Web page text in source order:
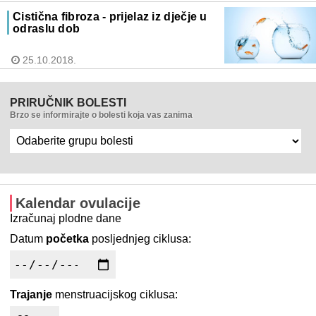
Cistična fibroza - prijelaz iz dječje u
odraslu dob
25.10.2018.
PRIRUČNIK BOLESTI
Brzo se informirajte o bolesti koja vas zanima
Kalendar ovulacije
Izračunaj plodne dane
Datum početka posljednjeg ciklusa:
Trajanje menstruacijskog ciklusa: